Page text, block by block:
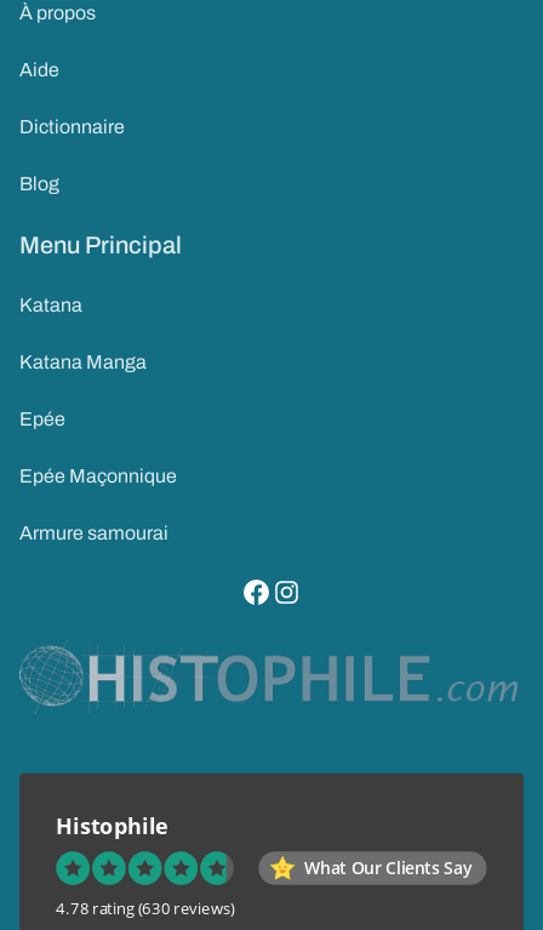
À propos
Aide
Dictionnaire
Blog
Menu Principal
Katana
Katana Manga
Epée
Epée Maçonnique
Armure samourai
visitez notre page facebook
suivez notre compte instagram
Histophile
What Our Clients Say
4.78 rating (630 reviews)